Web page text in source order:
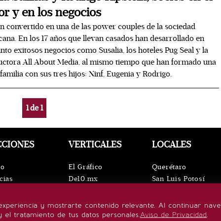
y en los negocios
convertido en una de las power couples de la sociedad
En los 17 años que llevan casados han desarrollado en
exitosos negocios como Susalia, los hoteles Pug Seal y la
All About Media, al mismo tiempo que han formado una
con sus tres hijos: Ninf, Eugenia y Rodrigo.
1de1
y mostrarte contenido relevante. Al continuar
el tratamiento de tus datos personales.Aviso de Privacidad.
de vida
VERTICALES
El Gráfico
De10.mx
Confabulario
Aviso Oportuno
LOCALES
Querétaro
San Luis Potosí
Puebla
Hidalgo